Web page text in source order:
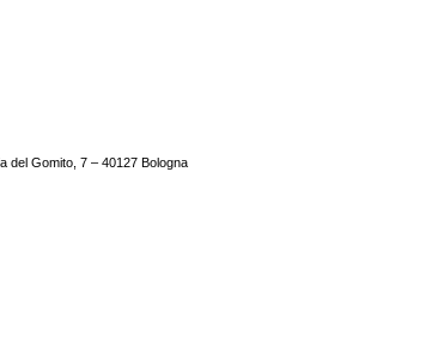
del Gomito, 7 – 40127 Bologna